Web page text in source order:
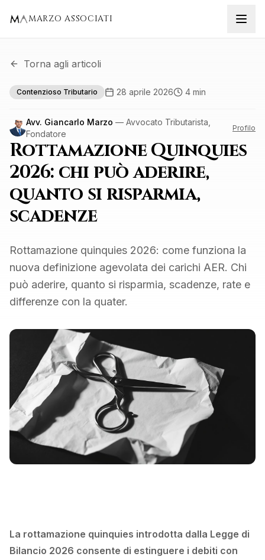
MARZO ASSOCIATI
Torna agli articoli
Contenzioso Tributario 28 aprile 2026 4 min
Avv. Giancarlo Marzo — Avvocato Tributarista,
Fondatore
Profilo
Rottamazione Quinquies
2026: chi può aderire,
quanto si risparmia,
scadenze
Rottamazione quinquies 2026: come funziona la
nuova definizione agevolata dei carichi AER. Chi
può aderire, quanto si risparmia, scadenze, rate e
differenze con la quater.
La rottamazione quinquies introdotta dalla Legge di
Bilancio 2026 consente di estinguere i debiti con